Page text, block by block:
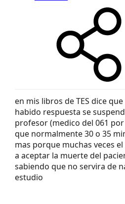
en mis libros de TES dice
habido respuesta se
profesor (medico del 061
que normalmente 30 o 35
mas porque muchas veces
a aceptar la muerte del
sabiendo que no servira de
estudio